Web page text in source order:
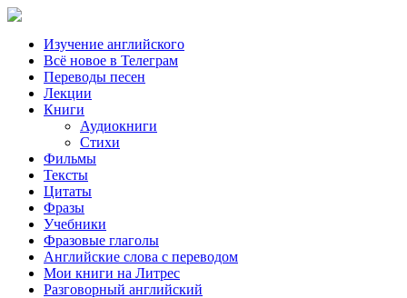
Изучение английского
Всё новое в Телеграм
Переводы песен
Лекции
Книги
Аудиокниги
Стихи
Фильмы
Тексты
Цитаты
Фразы
Учебники
Фразовые глаголы
Английские слова с переводом
Мои книги на Литрес
Разговорный английский